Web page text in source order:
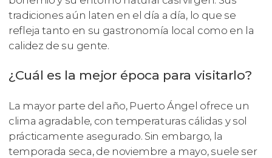
tradiciones aún laten en el día a día, lo que se
refleja tanto en su gastronomía local como en la
calidez de su gente.
¿Cuál es la mejor época para visitarlo?
La mayor parte del año, Puerto Ángel ofrece un
clima agradable, con temperaturas cálidas y sol
prácticamente asegurado. Sin embargo, la
temporada seca, de noviembre a mayo, suele ser